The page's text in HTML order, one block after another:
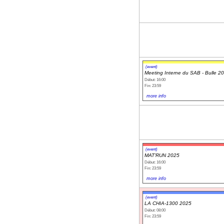
(event)
Meeting Interne du SAB - Bulle
Début: 16:00
Fin: 23:59
more info
(event)
MAT'RUN 2025
Début: 16:00
Fin: 23:59
more info
(event)
LA CHIA-1300 2025
Début: 08:00
Fin: 23:59